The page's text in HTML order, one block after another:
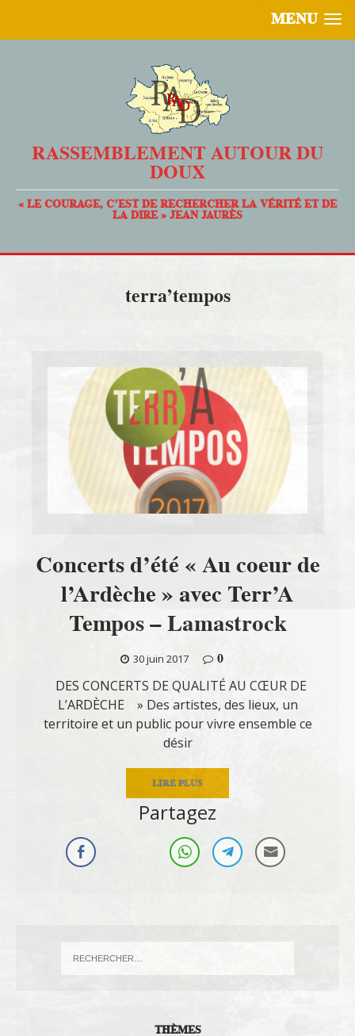
MENU
RASSEMBLEMENT AUTOUR DU
DOUX
« LE COURAGE, C’EST DE RECHERCHER LA VÉRITÉ ET DE
LA DIRE » JEAN JAURÈS
terra’tempos
Concerts d’été « Au coeur de
l’Ardèche » avec Terr’A
Tempos – Lamastrock
30 juin 2017
0
DES CONCERTS DE QUALITÉ AU CŒUR DE
L’ARDÈCHE » Des artistes, des lieux, un
territoire et un public pour vivre ensemble ce
désir
LIRE PLUS
Partagez
THÈMES